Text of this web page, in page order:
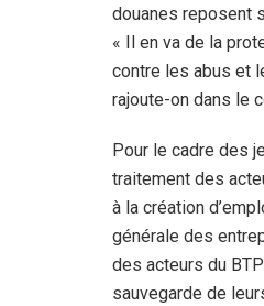
douanes reposent
« Il en va de la
contre les abus et
rajoute-on dans le
Pour le cadre des
traitement des
à la création
générale des
des acteurs du
sauvegarde de